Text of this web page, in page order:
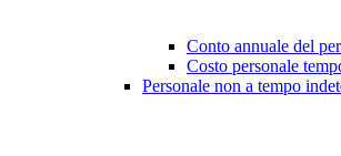
Conto annuale del
Costo personale
Personale non a tempo